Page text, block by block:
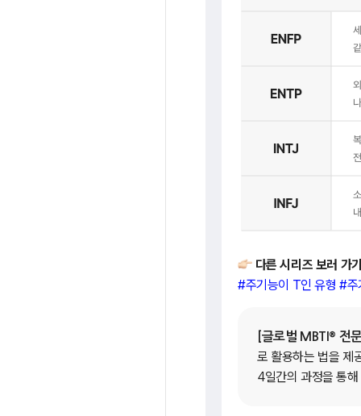
다른 시리즈 보러 가
#주기능이 T인 유형 #주
[글로벌 MBTI ® 전
로 활용하는 법을 제
4일간의 과정을 통